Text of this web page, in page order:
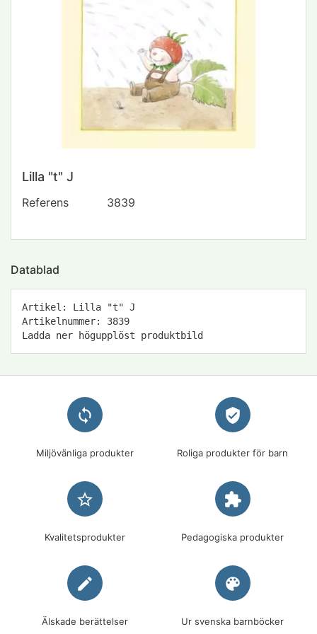
Lilla "t" J
Referens 3839
Datablad
Artikel: Lilla "t" J
Artikelnummer: 3839
Ladda ner högupplöst produktbild
loop
Miljövänliga produkter
verified_user
Roliga produkter för barn
star_border
Kvalitetsprodukter
extension
Pedagogiska produkter
edit
Älskade berättelser
palette
Ur svenska barnböcker